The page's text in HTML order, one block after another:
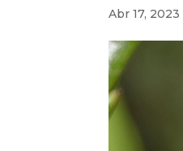
Abr 17, 2023